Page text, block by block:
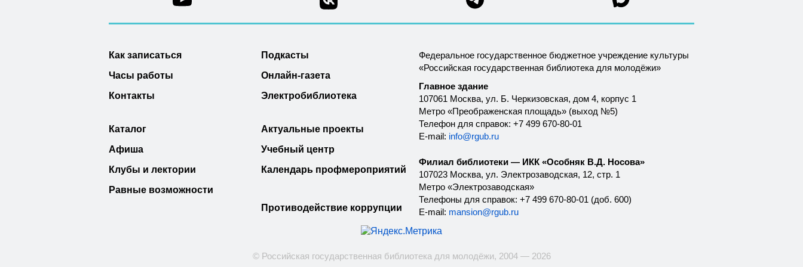
Как записаться
Часы работы
Контакты
Каталог
Афиша
Клубы и лектории
Равные возможности
Подкасты
Онлайн-газета
Электробиблиотека
Актуальные проекты
Учебный центр
Календарь профмероприятий
Противодействие коррупции
Федеральное государственное бюджетное учреждение культуры
«Российская государственная библиотека для молодёжи»
Главное здание
107061 Москва, ул. Б. Черкизовская, дом 4, корпус 1
Метро «Преображенская площадь» (выход №5)
Телефон для справок: +7 499 670-80-01
E-mail: info@rgub.ru
Филиал библиотеки — ИКК «Особняк В.Д. Носова»
107023 Москва, ул. Электрозаводская, 12, стр. 1
Метро «Электрозаводская»
Телефоны для справок: +7 499 670-80-01 (доб. 600)
E-mail: mansion@rgub.ru
© Российская государственная библиотека для молодёжи, 2004 — 2026